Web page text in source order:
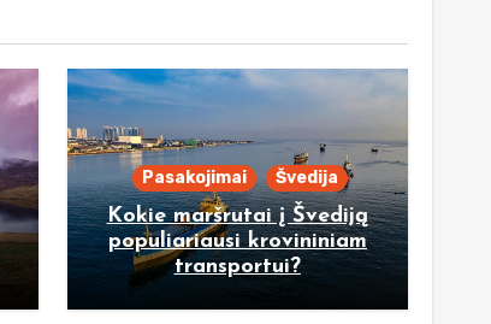
Pasakojimai Švedija
Kokie maršrutai į Švediją
populiariausi krovininiam
transportui?